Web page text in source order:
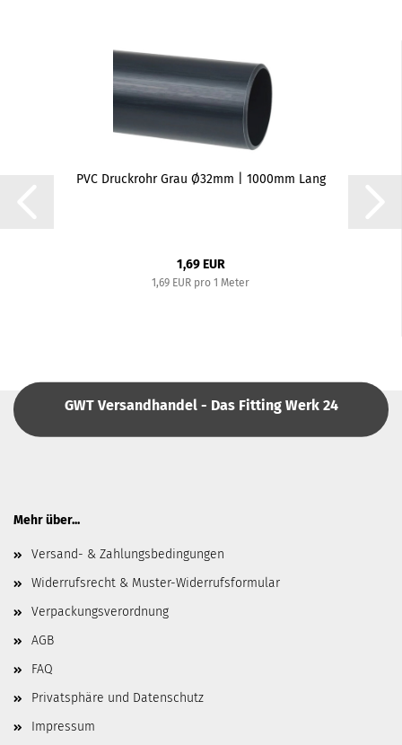
PVC Druckrohr Grau Ø32mm | 1000mm Lang
1,69 EUR
1,69 EUR pro 1 Meter
GWT Versandhandel - Das Fitting Werk 24
Mehr über...
Versand- & Zahlungsbedingungen
Widerrufsrecht & Muster-Widerrufsformular
Verpackungsverordnung
AGB
FAQ
Privatsphäre und Datenschutz
Impressum